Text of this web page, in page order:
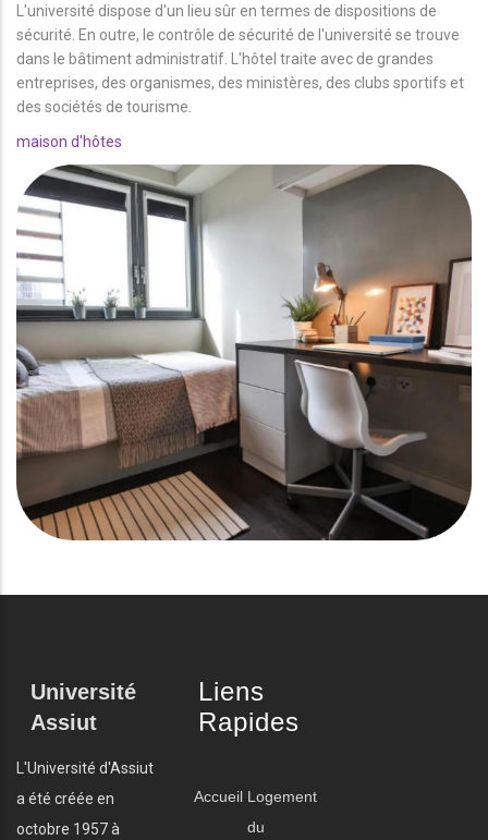
L'université dispose d'un lieu sûr en termes de dispositions de
sécurité. En outre, le contrôle de sécurité de l'université se trouve
dans le bâtiment administratif. L'hôtel traite avec de grandes
entreprises, des organismes, des ministères, des clubs sportifs et
des sociétés de tourisme.
maison d'hôtes
Université
Assiut
L'Université d'Assiut
a été créée en
octobre 1957 à
Liens
Rapides
Accueil Logement
du